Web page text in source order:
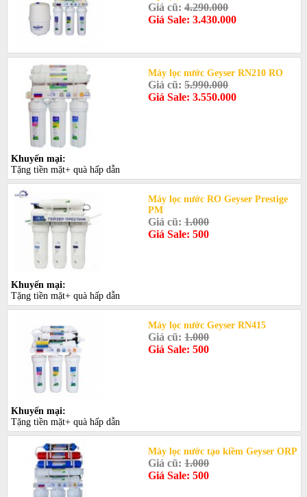
Giá cũ:4.290.000
Giá Sale: 3.430.000
Máy lọc nước Geyser RN210 RO
Giá cũ:5.990.000
Giá Sale: 3.550.000
Khuyến mại:
Tặng tiền mặt+ quà hấp dẫn
Máy lọc nước RO Geyser Prestige
PМ
Giá cũ:1.000
Giá Sale: 500
Khuyến mại:
Tặng tiền mặt+ quà hấp dẫn
Máy lọc nước Geyser RN415
Giá cũ:1.000
Giá Sale: 500
Khuyến mại:
Tặng tiền mặt+ quà hấp dẫn
Máy lọc nước tạo kiềm Geyser ORP
Giá cũ:1.000
Giá Sale: 500